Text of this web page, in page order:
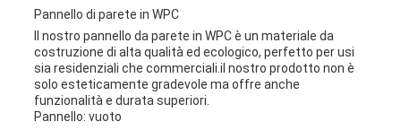
Pannello di parete in WPC
Il nostro pannello da parete in WPC è un materiale da
costruzione di alta qualità ed ecologico, perfetto per usi
sia residenziali che commerciali.il nostro prodotto non è
solo esteticamente gradevole ma offre anche
funzionalità e durata superiori.
Pannello: vuoto